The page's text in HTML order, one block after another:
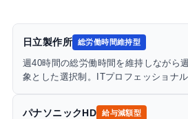
日立製作所 総労働時間維持型
週40時間の総労働時間を維持しながら
象とした選択制。ITプロフェッショナ
パナソニックHD 給与減額型